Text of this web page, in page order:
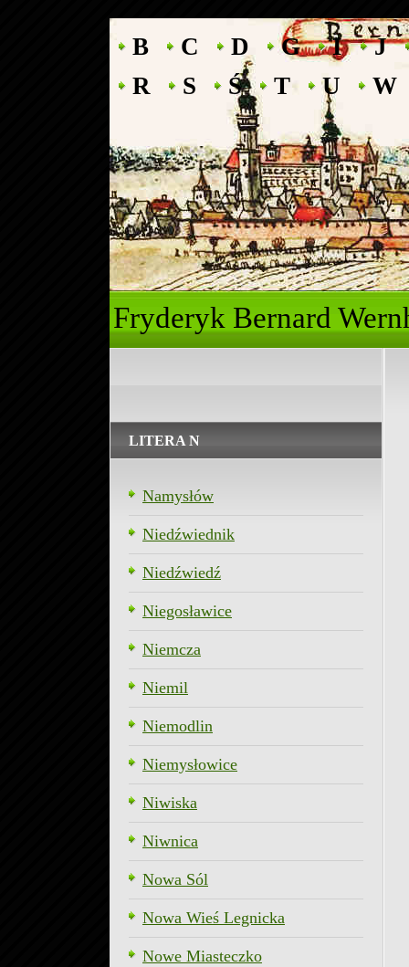
B C D G I
J
R
S Ś T U W
Fryderyk
LITERA N
Namysłów
Niedźwiednik
Niedźwiedź
Niegosławice
Niemcza
Niemil
Niemodlin
Niemysłowice
Niwiska
Niwnica
Nowa Sól
Nowa Wieś Legnicka
Nowe Miasteczko